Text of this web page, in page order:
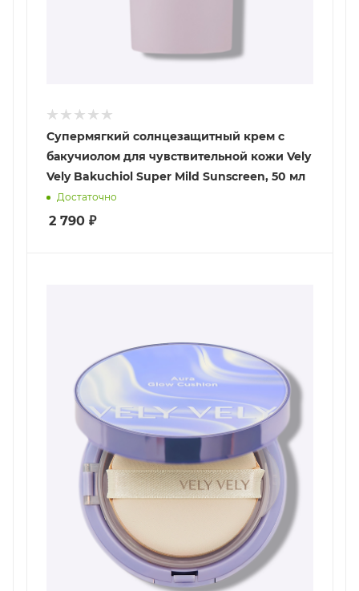
Супермягкий солнцезащитный крем с
бакучиолом для чувствительной кожи Vely
Vely Bakuchiol Super Mild Sunscreen, 50 мл
Достаточно
2 790 ₽